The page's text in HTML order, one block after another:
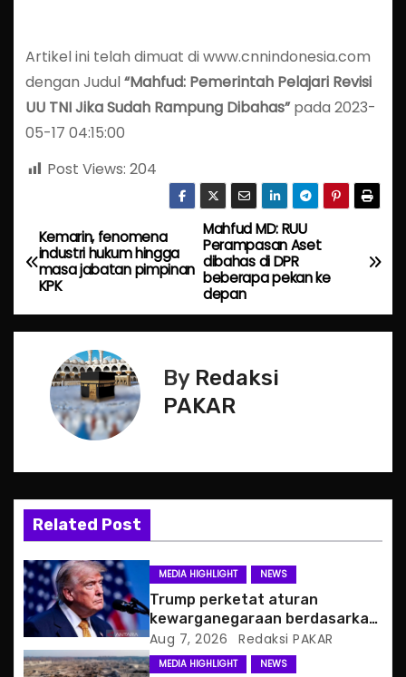
Artikel ini telah dimuat di www.cnnindonesia.com
dengan Judul“Mahfud: Pemerintah Pelajari Revisi
UU TNI Jika Sudah Rampung Dibahas”pada 2023-
05-17 04:15:00
Post Views: 204
P
o
s
v
i
g
a
t
i
Mahfud MD: RUU
Perampasan Aset
dibahas di DPR
beberapa pekan ke
depan
Kemarin, fenomena
industri hukum hingga
masa jabatan pimpinan
KPK
By Redaksi
PAKAR
Related Post
MEDIA HIGHLIGHT NEWS
Trump perketat aturan
kewarganegaraan berdasarkan
tempat kelahiran
Aug 7, 2026 Redaksi PAKAR
MEDIA HIGHLIGHT NEWS